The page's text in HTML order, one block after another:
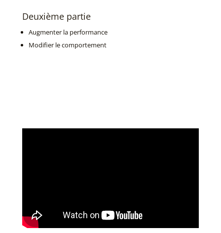
Deuxième partie
Augmenter la performance
Modifier lecomportement